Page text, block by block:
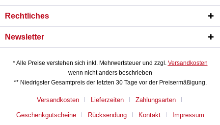
Rechtliches
Newsletter
* Alle Preise verstehen sich inkl. Mehrwertsteuer und zzgl. Versandkosten
wenn nicht anders beschrieben
** Niedrigster Gesamtpreis der letzten 30 Tage vor der Preisermäßigung.
Versandkosten Lieferzeiten Zahlungsarten
Geschenkgutscheine Rücksendung Kontakt Impressum